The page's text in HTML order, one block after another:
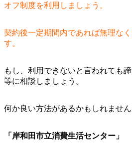
オフ制度を利用しましょう。
契約後一定期間内であれば無理な
す。
もし、利用できないと言われても
等に相談しましょう。
何か良い方法があるかもしれません
「 岸和田市立消費生活センター 」